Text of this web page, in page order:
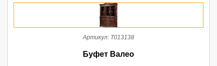
Артикул: Т013138
Буфет Валео